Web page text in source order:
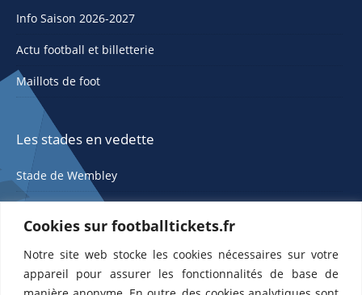
Cookies sur footballtickets.fr
Notre site web stocke les cookies nécessaires sur votre
appareil pour assurer les fonctionnalités de base de
Info Saison 2026-2027
Actu football et billetterie
Maillots de foot
Les stades en vedette
Stade de Wembley